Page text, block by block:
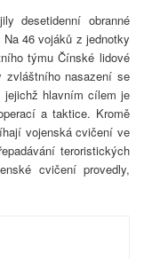
desetidenní obranné
46 vojáků z jednotky
týmu Čínské lidové
zvláštního nasazení se
jejichž hlavním cílem je
a taktice. Kromě
vojenská cvičení ve
teroristických
cvičení provedly,